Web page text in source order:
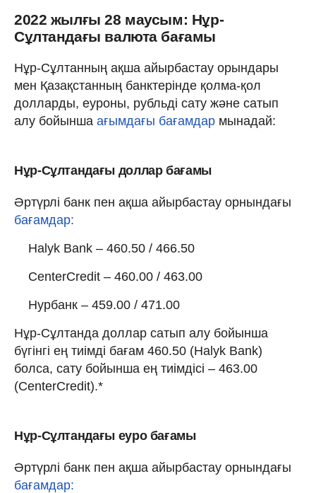
2022 жылғы 28 маусым: Нұр-
Сұлтандағы валюта бағамы
Нұр-Сұлтанның ақша айырбастау орындары
мен Қазақстанның банктерінде қолма-қол
долларды, еуроны, рубльді сату және сатып
алу бойынша ағымдағы бағамдар мынадай:
Нұр-Сұлтандағы доллар бағамы
Әртүрлі банк пен ақша айырбастау орнындағы
бағамдар:
Halyk Bank – 460.50 / 466.50
CenterCredit – 460.00 / 463.00
Нурбанк – 459.00 / 471.00
Нұр-Сұлтанда доллар сатып алу бойынша
бүгінгі ең тиімді бағам 460.50 (Halyk Bank)
болса, сату бойынша ең тиімдісі – 463.00
(CenterCredit).*
Нұр-Сұлтандағы еуро бағамы
Әртүрлі банк пен ақша айырбастау орнындағы
бағамдар: